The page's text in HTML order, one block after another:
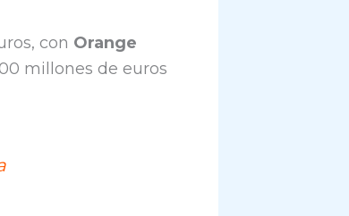
con Orange
millones de euros